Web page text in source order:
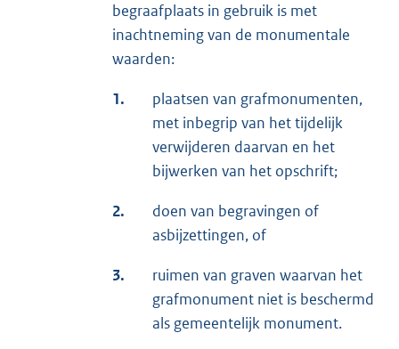
begraafplaats in gebruik is met
inachtneming van de monumentale
waarden:
1.
plaatsen van grafmonumenten,
met inbegrip van het tijdelijk
verwijderen daarvan en het
bijwerken van het opschrift;
2.
doen van begravingen of
asbijzettingen, of
3.
ruimen van graven waarvan het
grafmonument niet is beschermd
als gemeentelijk monument.